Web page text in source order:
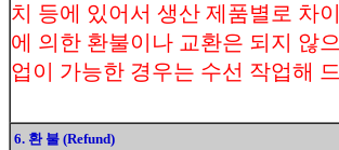
치 등에 있어서 생산 제품별로 차
에 의한 환불이나 교환은 되지 않
업이 가능한 경우는 수선 작업해
6. 환 불 (Refund)